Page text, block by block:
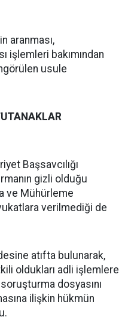
aranması,
işlemleri bakımından
usule
Başsavcılığı
gizli olduğu
ve Mühürleme
verilmediği de
atıfta bulunarak,
oldukları adli işlemlere
dosyasını
ilişkin hükmün